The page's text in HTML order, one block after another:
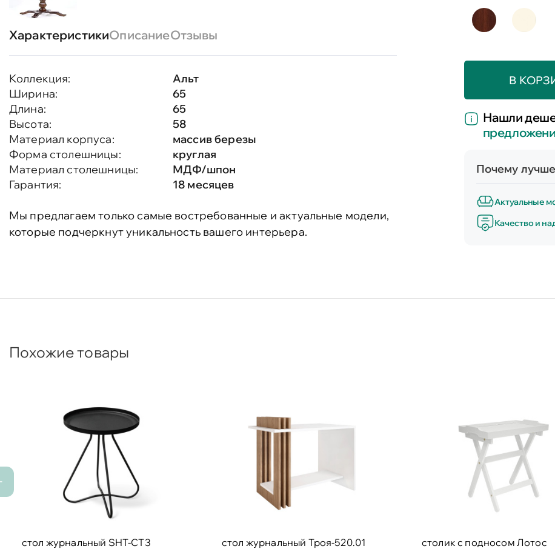
ХарактеристикиОписаниеОтзывы
Коллекция:
Альт
Ширина:
65
Длина:
65
Высота:
58
Материал корпуса:
массив березы
Форма столешницы:
круглая
Материал столешницы:
МДФ/шпон
Гарантия:
18 месяцев
Мы предлагаем только самые востребованные и актуальные модели,
которые подчеркнут уникальность вашего интерьера.
В
Нашли
Почему
Актуальные
Качество и
Похожие товары
стол журнальный SHT-CT3 стол журнальный Троя-520.01 столик с подносом Лотос